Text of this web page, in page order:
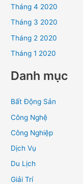
Tháng 4 2020
Tháng 3 2020
Tháng 2 2020
Tháng 1 2020
Danh mục
Bất Động Sản
Công Nghệ
Công Nghiệp
Dịch Vụ
Du Lịch
Giải Trí